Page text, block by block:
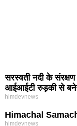
सरस्वती नदी के
आईआईटी रुड़की से बनेगी
himdevnews
Himachal
himdevnews